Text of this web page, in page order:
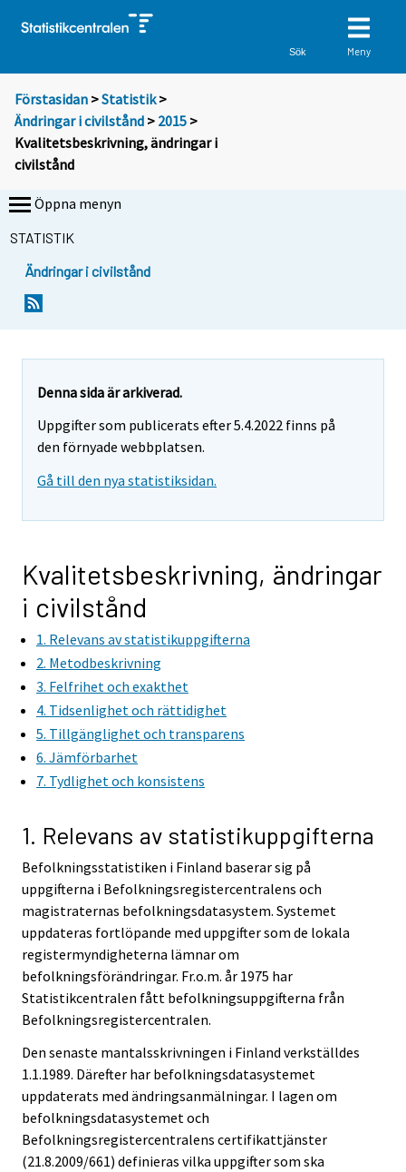
Sök Meny
Förstasidan >Statistik >
Ändringar i civilstånd > 2015 >
Kvalitetsbeskrivning, ändringar i
civilstånd
Öppna menyn
STATISTIK
Ändringar i civilstånd
Denna sida är arkiverad.
Uppgifter som publicerats efter 5.4.2022 finns på
den förnyade webbplatsen.
Gå till den nya statistiksidan.
Kvalitetsbeskrivning, ändringar
i civilstånd
1. Relevans av statistikuppgifterna
2. Metodbeskrivning
3. Felfrihet och exakthet
4. Tidsenlighet och rättidighet
5. Tillgänglighet och transparens
6. Jämförbarhet
7. Tydlighet och konsistens
1. Relevans av statistikuppgifterna
Befolkningsstatistiken i Finland baserar sig på
uppgifterna i Befolkningsregistercentralens och
magistraternas befolkningsdatasystem. Systemet
uppdateras fortlöpande med uppgifter som de lokala
registermyndigheterna lämnar om
befolkningsförändringar. Fr.o.m. år 1975 har
Statistikcentralen fått befolkningsuppgifterna från
Befolkningsregistercentralen.
Den senaste mantalsskrivningen i Finland verkställdes
1.1.1989. Därefter har befolkningsdatasystemet
uppdaterats med ändringsanmälningar. I lagen om
befolkningsdatasystemet och
Befolkningsregistercentralens certifikattjänster
(21.8.2009/661) definieras vilka uppgifter som ska